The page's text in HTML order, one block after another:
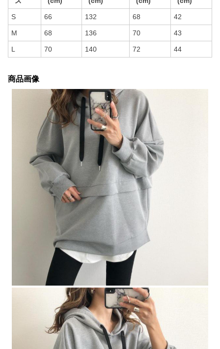
S 66 132 68 42
M 68 136 70 43
L 70 140 72 44
商品画像